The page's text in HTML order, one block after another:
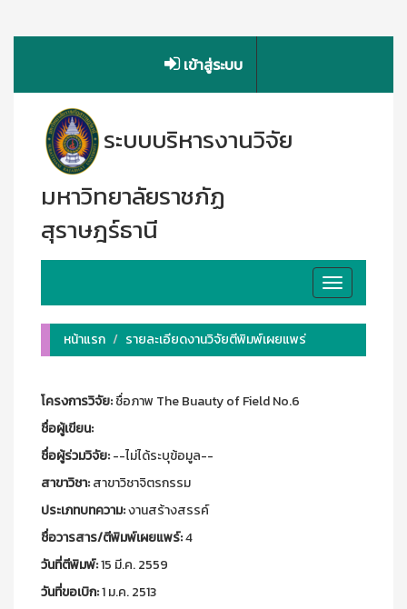
เข้าสู่ระบบ
ระบบบริหารงานวิจัย
มหาวิทยาลัยราชภัฏ
สุราษฎร์ธานี
Toggle
navigation
หน้าแรก
รายละเอียดงานวิจัยตีพิมพ์เผยแพร่
โครงการวิจัย:ชื่อภาพ The Buauty of Field No.6
ชื่อผู้เขียน:
ชื่อผู้ร่วมวิจัย:--ไม่ได้ระบุข้อมูล--
สาขาวิชา:สาขาวิชาจิตรกรรม
ประเภทบทความ:งานสร้างสรรค์
ชื่อวารสาร/ตีพิมพ์เผยแพร์:4
วันที่ตีพิมพ์:15 มี.ค. 2559
วันที่ขอเบิก:1 ม.ค. 2513